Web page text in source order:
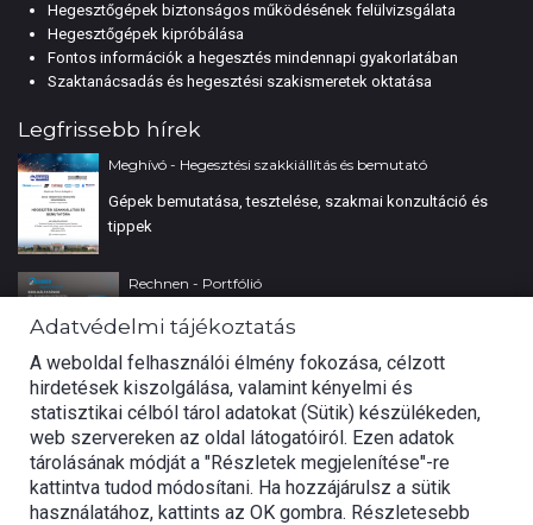
Hegesztőgépek biztonságos működésének felülvizsgálata
Hegesztőgépek kipróbálása
Fontos információk a hegesztés mindennapi gyakorlatában
Szaktanácsadás és hegesztési szakismeretek oktatása
Legfrissebb hírek
Meghívó - Hegesztési szakkiállítás és bemutató
Gépek bemutatása, tesztelése, szakmai konzultáció és
tippek
Rechnen - Portfólió
Tájékoztatás
Lézerhegesztés továbbképzés
Lézerhegesztés továbbképzés a Lasermach by Photonweld
partnerünknél.
Adatvédelmi tájékoztatás
A weboldal felhasználói élmény fokozása, célzott hirdetések
kiszolgálása, valamint kényelmi és statisztikai célból tárol adatokat
(Sütik) készülékeden, web szervereken az oldal látogatóiról. Ezen
adatok tárolásának módját a "Részletek megjelenítése"-re kattintva
tudod módosítani. Ha hozzájárulsz a sütik használatához, kattints az
OK gombra. Részletesebb információtCookie tájékoztató
Adatvédelmi tájékoztatás
A weboldal felhasználói élmény fokozása, célzott
hirdetések kiszolgálása, valamint kényelmi és
statisztikai célból tárol adatokat (Sütik) készülékeden,
web szervereken az oldal látogatóiról. Ezen adatok
tárolásának módját a "Részletek megjelenítése"-re
kattintva tudod módosítani. Ha hozzájárulsz a sütik
használatához, kattints az OK gombra. Részletesebb